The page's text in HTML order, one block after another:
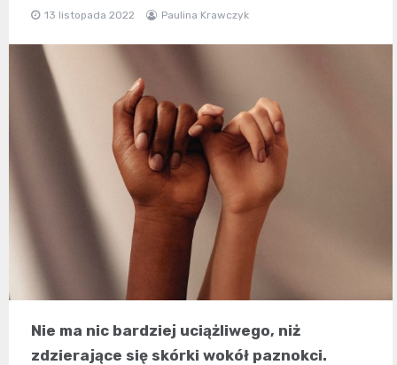
13 listopada 2022 Paulina Krawczyk
Nie ma nic bardziej uciążliwego, niż
zdzierające się skórki wokół paznokci.